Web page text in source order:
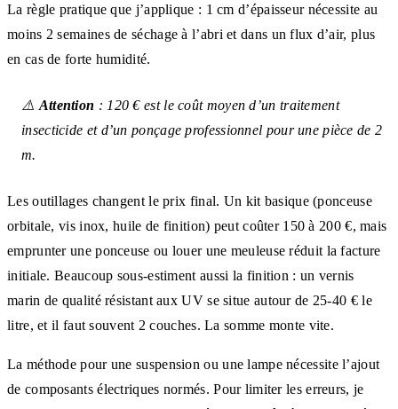
La règle pratique que j’applique : 1 cm d’épaisseur nécessite au
moins 2 semaines de séchage à l’abri et dans un flux d’air, plus
en cas de forte humidité.
⚠️ Attention : 120 € est le coût moyen d’un traitement
insecticide et d’un ponçage professionnel pour une pièce de 2
m.
Les outillages changent le prix final. Un kit basique (ponceuse
orbitale, vis inox, huile de finition) peut coûter 150 à 200 €, mais
emprunter une ponceuse ou louer une meuleuse réduit la facture
initiale. Beaucoup sous-estiment aussi la finition : un vernis
marin de qualité résistant aux UV se situe autour de 25-40 € le
litre, et il faut souvent 2 couches. La somme monte vite.
La méthode pour une suspension ou une lampe nécessite l’ajout
de composants électriques normés. Pour limiter les erreurs, je